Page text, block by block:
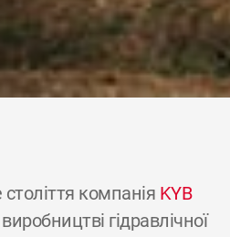
компанія KYB
гідравлічної